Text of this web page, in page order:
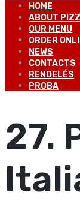
HOME
ABOUT
OUR MENU
ORDER
NEWS
CONTACTS
RENDELÉS
PROBA
27.